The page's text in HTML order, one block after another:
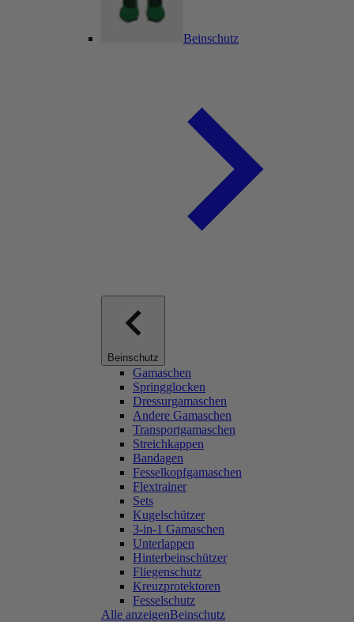
Beinschutz
Beinschutz
Gamaschen
Springglocken
Dressurgamaschen
Andere Gamaschen
Transportgamaschen
Streichkappen
Bandagen
Fesselkopfgamaschen
Flextrainer
Sets
Kugelschützer
3-in-1 Gamaschen
Unterlappen
Hinterbeinschützer
Fliegenschutz
Kreuzprotektoren
Fesselschutz
Alle anzeigenBeinschutz